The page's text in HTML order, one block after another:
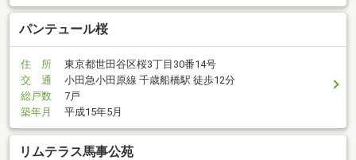
パンテュール桜
住 所
東京都世田谷区桜3丁目30番14号
交 通
小田急小田原線 千歳船橋駅 徒歩12分
総戸数
7戸
築年月
平成15年5月
リムテラス馬事公苑